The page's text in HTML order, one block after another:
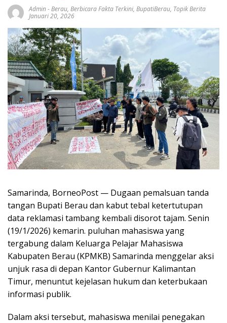
Admin-Berau, Berbicara Fakta Terkini, BupatiBerau, Topik Berita
Januari 20, 2026
Samarinda, BorneoPost — Dugaan pemalsuan tanda
tangan Bupati Berau dan kabut tebal ketertutupan
data reklamasi tambang kembali disorot tajam. Senin
(19/1/2026) kemarin. puluhan mahasiswa yang
tergabung dalam Keluarga Pelajar Mahasiswa
Kabupaten Berau (KPMKB) Samarinda menggelar aksi
unjuk rasa di depan Kantor Gubernur Kalimantan
Timur, menuntut kejelasan hukum dan keterbukaan
informasi publik.
Dalam aksi tersebut, mahasiswa menilai penegakan